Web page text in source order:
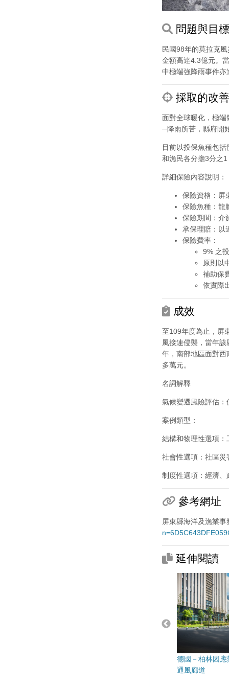
問題與目標
民國98年的莫拉克
金額高達4.3億元。
中極端強降雨事件
採取的改
面對全球暖化，極
─降雨所苦，縣府開
目前以投保魚種包
和漁民各分擔3分之
詳細保險內容說明：
保險資格：屏
保險魚種：龍
保險期間：介
承保理賠：以
保險費率：
9% 之
原則以
補助保
依實際
成效
至109年度為止，屏
風接連侵襲，當年
年，南部地區面對
多萬元。
名詞解釋
氣候變遷風險評估
案例類型：
結構和物理性選項
社會性選項：社區
制度性選項：經濟
參考網址
屏東縣海洋及漁業事
延伸閱讀
德國－柏林因
通風廊道